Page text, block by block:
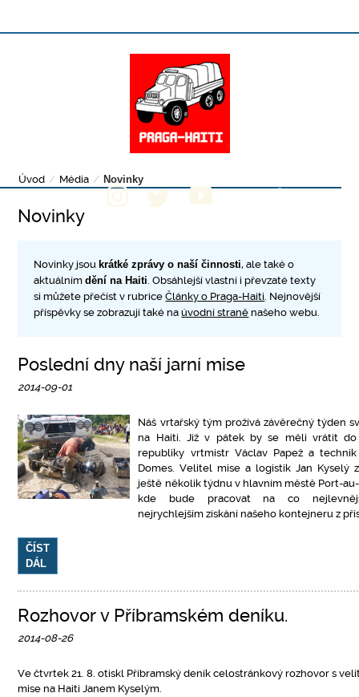
Úvod / Média / Novinky
Novinky
Novinky jsou krátké zprávy o naší činnosti, ale také o
aktuálnímdění na Haiti. Obsáhlejší vlastní i převzaté texty
si můžete přečíst v rubriceČlánky o Praga-Haiti. Nejnovější
příspěvky se zobrazují také naúvodní straně našeho webu.
Poslední dny naší jarní mise
2014-09-01
Náš vrtařský tým prožívá závěrečný týden
na Haiti. Již v pátek by se měli vrátit do
republiky vrtmistr Václav Papež a technik
Domes. Velitel mise a logistik Jan Kyselý
ještě několik týdnu v hlavním městě Port-
kde bude pracovat na co
nejrychlejším získání našeho kontejneru z
ČÍST
DÁL
Rozhovor v Příbramském deníku.
2014-08-26
Ve čtvrtek 21. 8. otiskl Příbramský deník celostránkový rozhovor s
mise na Haiti Janem Kyselým.